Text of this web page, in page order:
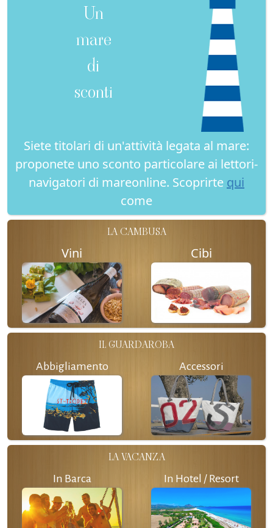
Un
mare
di
sconti
Siete titolari di un'attività legata al mare:
proponete uno sconto particolare ai lettori-
navigatori di mareonline. Scoprirte qui
come
LA CAMBUSA
Vini Cibi
IL GUARDAROBA
Abbigliamento Accessori
LA VACANZA
In Barca In Hotel / Resort